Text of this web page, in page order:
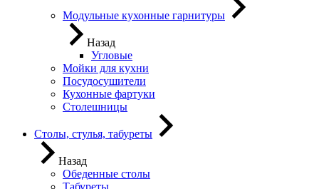
Модульные кухонные гарнитуры
Назад
Угловые
Мойки для кухни
Посудосушители
Кухонные фартуки
Столешницы
Столы, стулья, табуреты
Назад
Обеденные столы
Табуреты